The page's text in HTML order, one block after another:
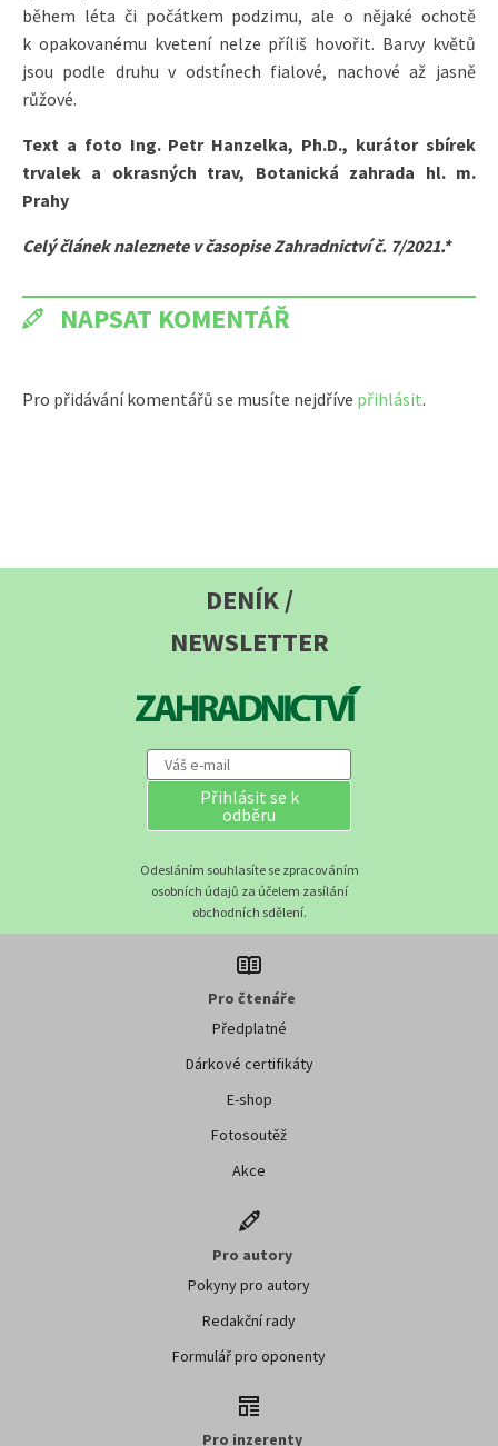
během léta či počátkem podzimu, ale o nějaké ochotě
k opakovanému kvetení nelze příliš hovořit. Barvy květů
jsou podle druhu v odstínech fialové, nachové až jasně
růžové.
Text a foto Ing. Petr Hanzelka, Ph.D., kurátor sbírek
trvalek a okrasných trav, Botanická zahrada hl. m.
Prahy
Celý článek naleznete v časopise Zahradnictví č. 7/2021.*
NAPSAT KOMENTÁŘ
Pro přidávání komentářů se musíte nejdříve přihlásit.
DENÍK /
NEWSLETTER
Přihlásit se k
odběru
Odesláním souhlasíte se zpracováním
osobních údajů za účelem zasílání
obchodních sdělení.
Pro čtenáře
Předplatné
Dárkové certifikáty
E-shop
Fotosoutěž
Akce
Pro autory
Pokyny pro autory
Redakční rady
Formulář pro oponenty
Pro inzerenty